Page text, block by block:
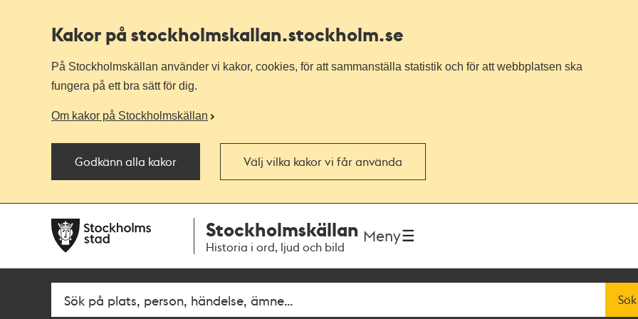
Kakor på stockholmskallan.stockholm.se
På Stockholmskällan använder vi kakor, cookies, för att sammanställa statistik och för att webbplatsen ska
fungera på ett bra sätt för dig.
Om kakor på Stockholmskällan
Godkänn alla kakor Välj vilka kakor vi får använda
navigationen
huvudinnehållet
Stockholmskällan
Historia i ord, ljud och bild
Meny
Fritextsök Sök